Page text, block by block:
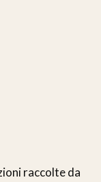
raccolte da